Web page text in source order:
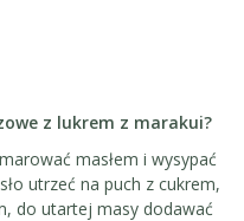
z lukrem z marakui?
masłem i wysypać
utrzeć na puch z cukrem,
do utartej masy dodawać